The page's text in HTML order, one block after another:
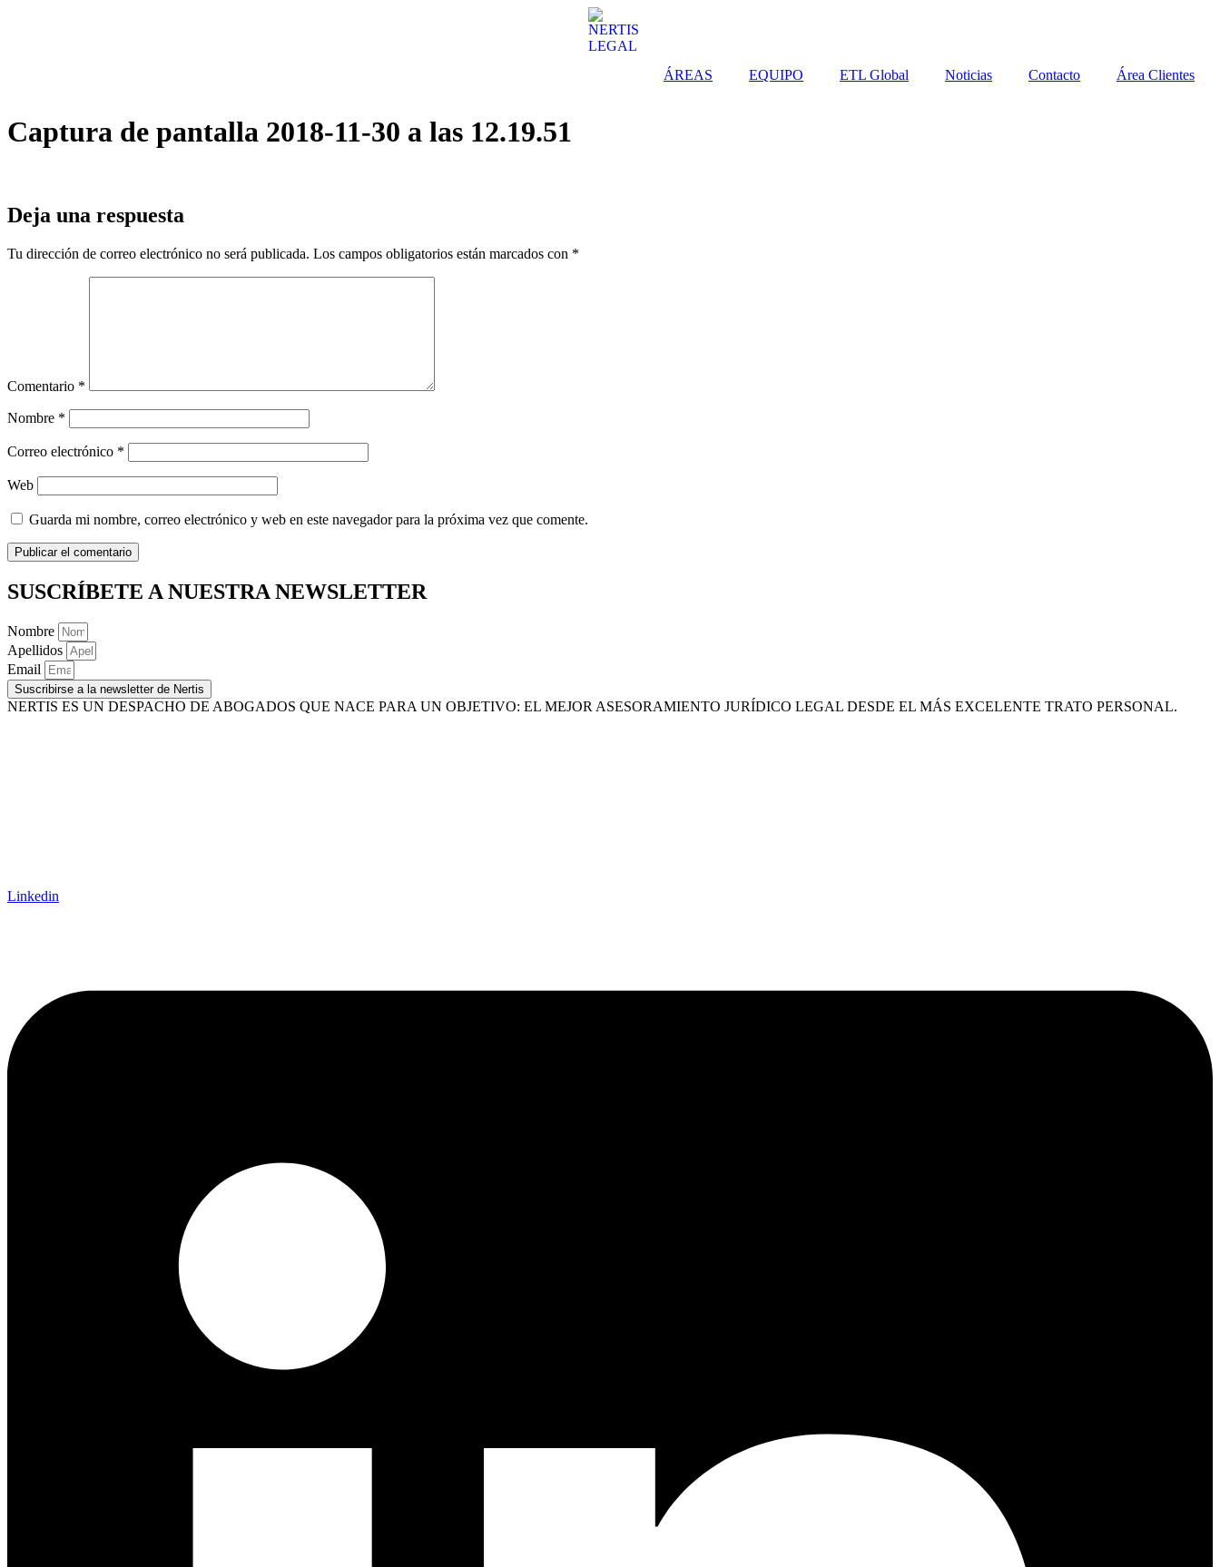
ÁREAS
EQUIPO ETL Global Noticias Contacto Área Clientes
Captura de pantalla 2018-11-30 a las 12.19.51
Deja una respuesta
Tu dirección de correo electrónico no será publicada. Los campos obligatorios están marcados con *
Comentario *
Nombre *
Correo electrónico *
Web
Guarda mi nombre, correo electrónico y web en este navegador para la próxima vez que comente.
SUSCRÍBETE A NUESTRA NEWSLETTER
Nombre
Apellidos
Email
Suscribirse a la newsletter de Nertis
NERTIS ES UN DESPACHO DE ABOGADOS QUE NACE PARA UN OBJETIVO: EL MEJOR ASESORAMIENTO JURÍDICO LEGAL DESDE EL MÁS EXCELENTE TRATO PERSONAL.
Linkedin